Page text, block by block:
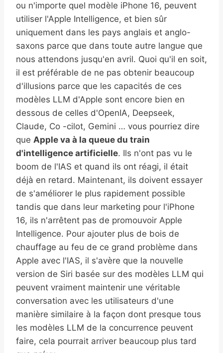
ou n'importe quel modèle iPhone 16, peuvent
utiliser l'Apple Intelligence, et bien sûr
uniquement dans les pays anglais et anglo-
saxons parce que dans toute autre langue que
nous attendons jusqu'en avril. Quoi qu'il en soit,
il est préférable de ne pas obtenir beaucoup
d'illusions parce que les capacités de ces
modèles LLM d'Apple sont encore bien en
dessous de celles d'OpenIA, Deepseek,
Claude, Co -cilot, Gemini … vous pourriez dire
que Apple va à la queue du train
d'intelligence artificielle. Ils n'ont pas vu le
boom de l'IAS et quand ils ont réagi, il était
déjà en retard. Maintenant, ils doivent essayer
de s'améliorer le plus rapidement possible
tandis que dans leur marketing pour l'iPhone
16, ils n'arrêtent pas de promouvoir Apple
Intelligence. Pour ajouter plus de bois de
chauffage au feu de ce grand problème dans
Apple avec l'IAS, il s'avère que la nouvelle
version de Siri basée sur des modèles LLM qui
peuvent vraiment maintenir une véritable
conversation avec les utilisateurs d'une
manière similaire à la façon dont presque tous
les modèles LLM de la concurrence peuvent
faire, cela pourrait arriver beaucoup plus tard